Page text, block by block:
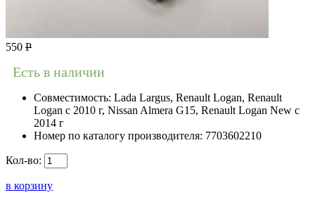
550 Р
Есть в наличии
Совместимость: Lada Largus, Renault Logan, Renault
Logan c 2010 г, Nissan Almera G15, Renault Logan New с
2014 г
Номер по каталогу производителя: 7703602210
Кол-во:
в корзину